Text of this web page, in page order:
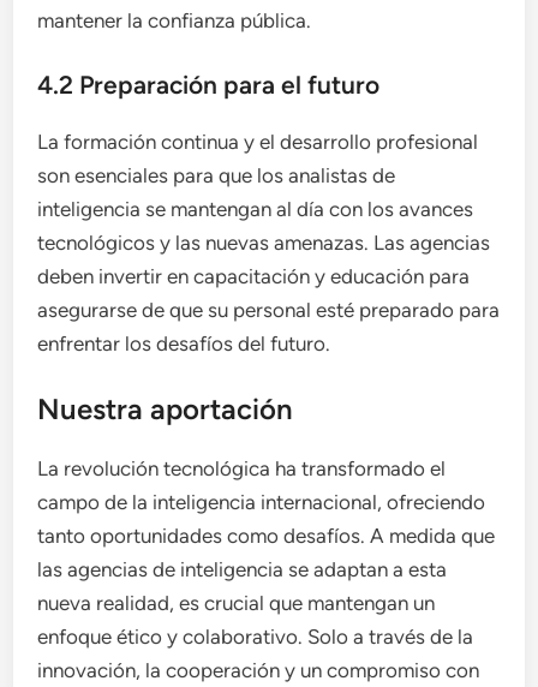
mantener la confianza pública.
4.2 Preparación para el futuro
La formación continua y el desarrollo profesional
son esenciales para que los analistas de
inteligencia se mantengan al día con los avances
tecnológicos y las nuevas amenazas. Las agencias
deben invertir en capacitación y educación para
asegurarse de que su personal esté preparado para
enfrentar los desafíos del futuro.
Nuestra aportación
La revolución tecnológica ha transformado el
campo de la inteligencia internacional, ofreciendo
tanto oportunidades como desafíos. A medida que
las agencias de inteligencia se adaptan a esta
nueva realidad, es crucial que mantengan un
enfoque ético y colaborativo. Solo a través de la
innovación, la cooperación y un compromiso con